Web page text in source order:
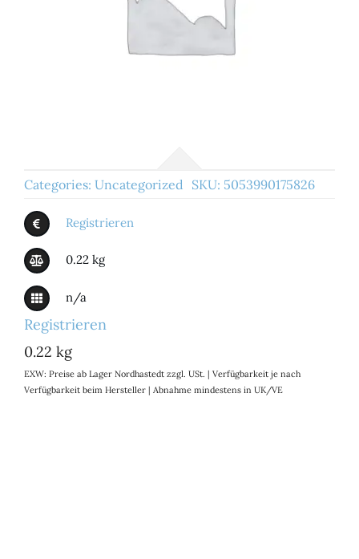
Categories: Uncategorized SKU: 5053990175826
Registrieren
0.22 kg
n/a
Registrieren
0.22 kg
EXW: Preise ab Lager Nordhastedt zzgl. USt. | Verfügbarkeit je nach
Verfügbarkeit beim Hersteller | Abnahme mindestens in UK/VE